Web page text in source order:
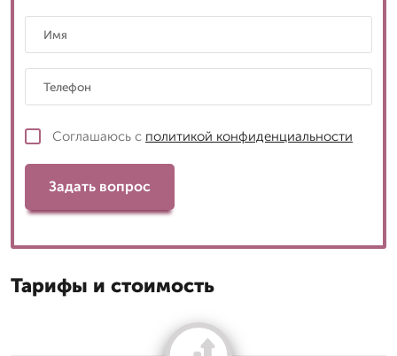
Соглашаюсь с политикой конфиденциальности
Задать вопрос
Тарифы и стоимость